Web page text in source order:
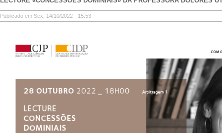
Publicado em Sex, 14/10/2022 - 15:53